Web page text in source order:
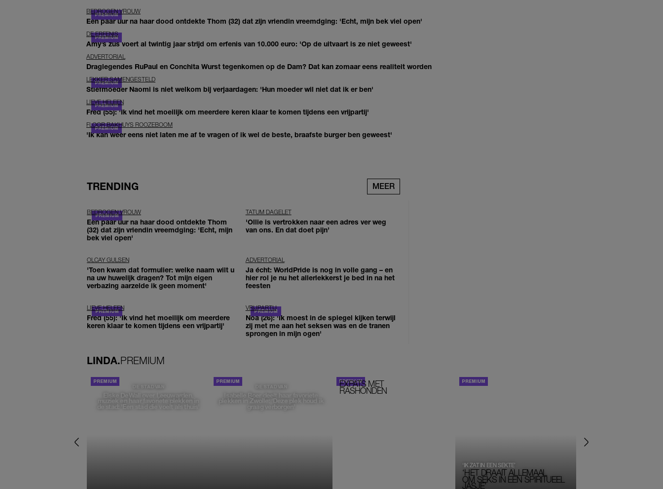
BEDROGEN VROUW
Een paar uur na haar dood ontdekte Thom (32) dat zijn vriendin vreemdging: 'Echt, mijn bek viel open'
DE ERFENIS
Amy’s zus voert al twintig jaar strijd om erfenis van 10.000 euro: 'Op de uitvaart is ze niet geweest'
ADVERTORIAL
Draglegendes RuPaul en Conchita Wurst tegenkomen op de Dam? Dat kan zomaar eens realiteit worden
LEKKER SAMENGESTELD
Stiefmoeder Naomi is niet welkom bij verjaardagen: 'Hun moeder wil niet dat ik er ben'
LIEVE HELEEN
Fred (55): 'Ik vind het moeilijk om meerdere keren klaar te komen tijdens een vrijpartij'
FLOOR BAKHUYS ROOZEBOOM
'Ik kan weer eens niet laten me af te vragen of ik wel de beste, braafste burger ben geweest'
TRENDING MEER
BEDROGEN VROUW
Een paar uur na haar dood ontdekte Thom
(32) dat zijn vriendin vreemdging: 'Echt, mijn
bek viel open'
TATUM DAGELET
'Ollie is vertrokken naar een adres ver weg
van ons. En dat doet pijn’
OLCAY GULSEN
'Toen kwam dat formulier: welke naam wilt u
na uw huwelijk dragen? Tot mijn eigen
verbazing aarzelde ik geen moment'
ADVERTORIAL
Ja écht: WorldPride is nog in volle gang – en
hier rol je nu het allerlekkerst je bed in na het
feesten
LIEVE HELEEN
Fred (55): 'Ik vind het moeilijk om meerdere
keren klaar te komen tijdens een vrijpartij'
VRIJPARTIJ
Noa (26): 'Ik moest in de spiegel kijken terwijl
zij met me aan het seksen was en de tranen
sprongen in mijn ogen'
LINDA.PREMIUM
DE STAD VAN
Elske DeWall over Leeuwarden,
muziek en haar favoriete plekken in
de stad: 'Een stad die voelt als thuis'
DE STAD VAN
Isabelle Boer deelt haar favoriete
plekken in Zwolle: 'Deze plek houd ik
graag verborgen'
EXPATS MET
RASHONDEN
‘HET DRAAIT ALLEMAAL
OM SEKS IN EEN SPIRITUEEL
JASJE’
‘IK ZAT IN EEN SEKTE’